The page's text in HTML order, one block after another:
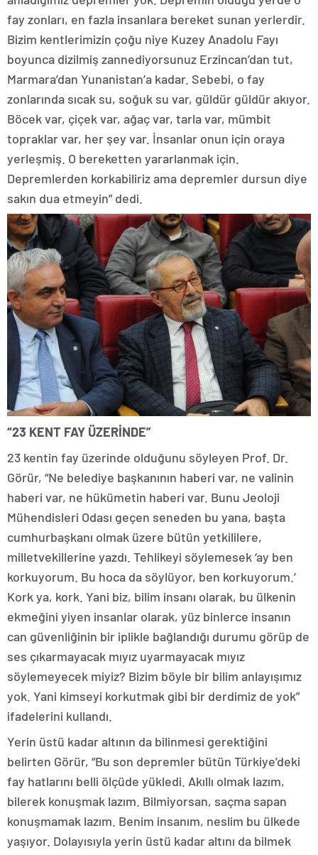
fay zonları, en fazla insanlara bereket sunan yerlerdir.
Bizim kentlerimizin çoğu niye Kuzey Anadolu Fayı
boyunca dizilmiş zannediyorsunuz Erzincan’dan tut,
Marmara’dan Yunanistan’a kadar. Sebebi, o fay
zonlarında sıcak su, soğuk su var, güldür güldür akıyor.
Böcek var, çiçek var, ağaç var, tarla var, mümbit
topraklar var, her şey var. İnsanlar onun için oraya
yerleşmiş. O bereketten yararlanmak için.
Depremlerden korkabiliriz ama depremler dursun diye
sakın dua etmeyin” dedi.
“23 KENT FAY ÜZERİNDE”
23 kentin fay üzerinde olduğunu söyleyen Prof. Dr.
Görür, “Ne belediye başkanının haberi var, ne valinin
haberi var, ne hükümetin haberi var. Bunu Jeoloji
Mühendisleri Odası geçen seneden bu yana, başta
cumhurbaşkanı olmak üzere bütün yetkililere,
milletvekillerine yazdı. Tehlikeyi söylemesek ‘ay ben
korkuyorum. Bu hoca da söylüyor, ben korkuyorum.’
Kork ya, kork. Yani biz, bilim insanı olarak, bu ülkenin
ekmeğini yiyen insanlar olarak, yüz binlerce insanın
can güvenliğinin bir iplikle bağlandığı durumu görüp de
ses çıkarmayacak mıyız uyarmayacak mıyız
söylemeyecek miyiz? Bizim böyle bir bilim anlayışımız
yok. Yani kimseyi korkutmak gibi bir derdimiz de yok”
ifadelerini kullandı.
Yerin üstü kadar altının da bilinmesi gerektiğini
belirten Görür, “Bu son depremler bütün Türkiye’deki
fay hatlarını belli ölçüde yükledi. Akıllı olmak lazım,
bilerek konuşmak lazım. Bilmiyorsan, saçma sapan
konuşmamak lazım. Benim insanım, neslim bu ülkede
yaşıyor. Dolayısıyla yerin üstü kadar altını da bilmek